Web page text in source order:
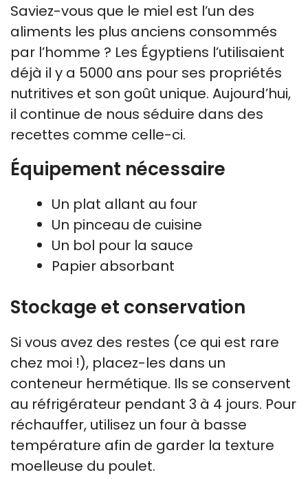
Saviez-vous que le miel est l’un des
aliments les plus anciens consommés
par l’homme ? Les Égyptiens l’utilisaient
déjà il y a 5000 ans pour ses propriétés
nutritives et son goût unique. Aujourd’hui,
il continue de nous séduire dans des
recettes comme celle-ci.
Équipement nécessaire
Un plat allant au four
Un pinceau de cuisine
Un bol pour la sauce
Papier absorbant
Stockage et conservation
Si vous avez des restes (ce qui est rare
chez moi !), placez-les dans un
conteneur hermétique. Ils se conservent
au réfrigérateur pendant 3 à 4 jours. Pour
réchauffer, utilisez un four à basse
température afin de garder la texture
moelleuse du poulet.